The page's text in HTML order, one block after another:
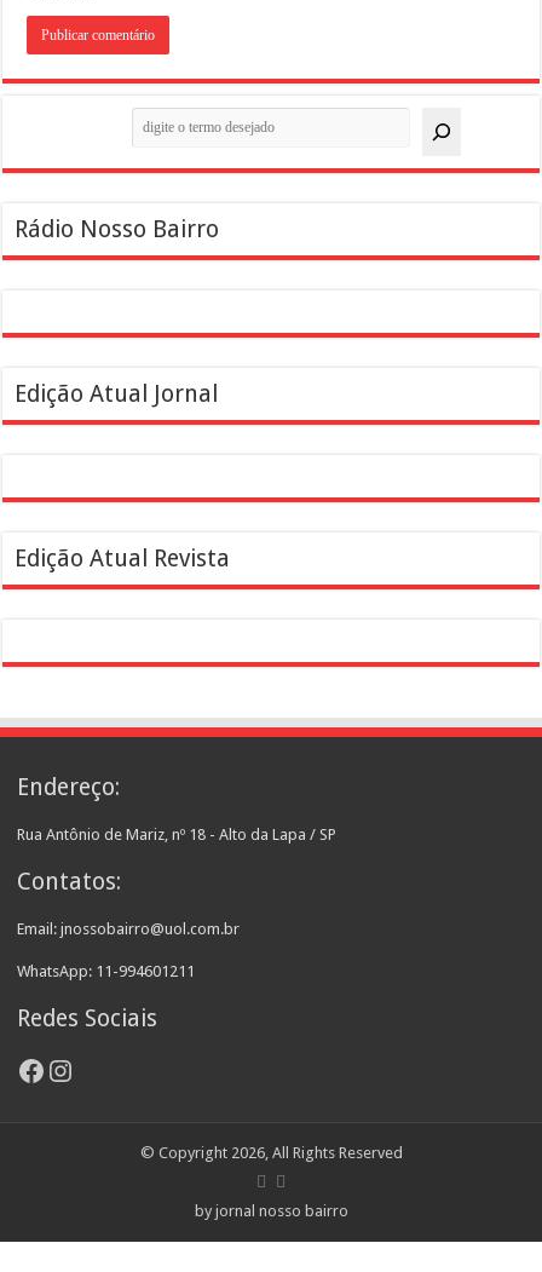
Rádio Nosso Bairro
Edição Atual Jornal
Edição Atual Revista
Endereço:
Rua Antônio de Mariz, nº 18 - Alto da Lapa / SP
Contatos:
Email: jnossobairro@uol.com.br
WhatsApp: 11-994601211
Redes Sociais
Facebook
Instagram
© Copyright 2026, All Rights Reserved
by jornal nosso bairro